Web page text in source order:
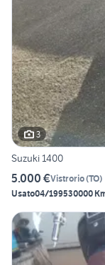
3
Suzuki 1400
5.000 €Vistrorio(TO)
Usato04/199530000